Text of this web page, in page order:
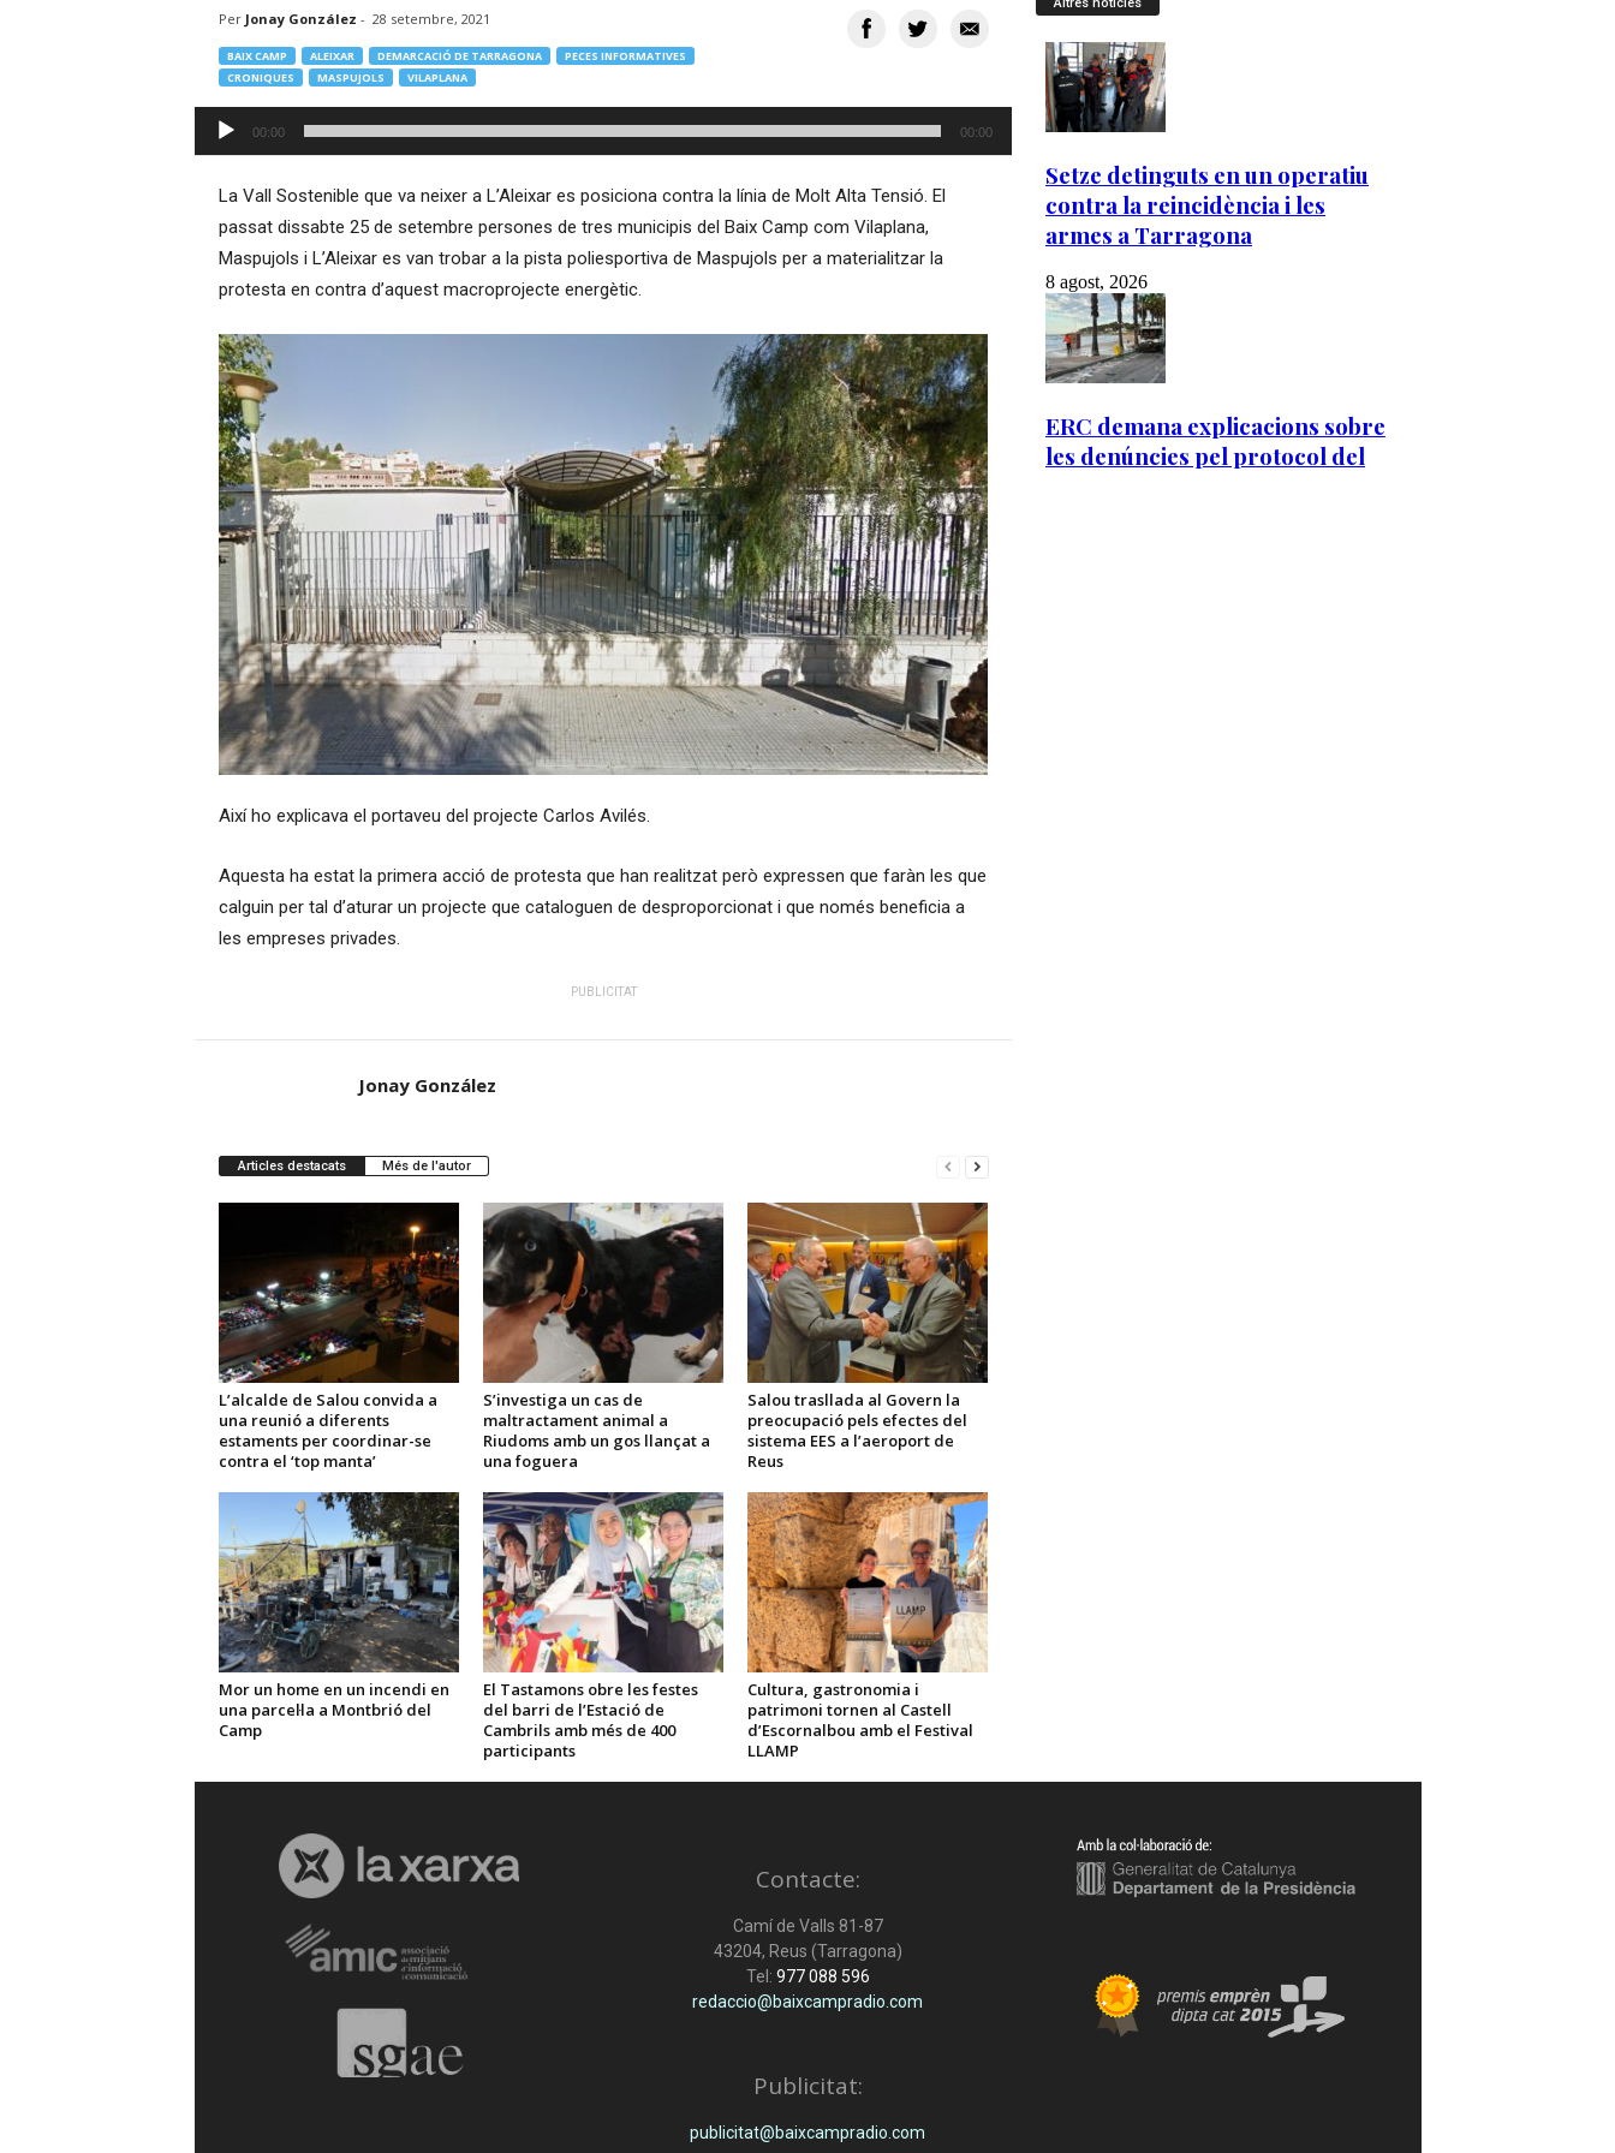
Per Jonay González - 28 setembre, 2021
BAIX CAMP ALEIXAR DEMARCACIÓ DE TARRAGONA
PECES INFORMATIVES
CRONIQUES
MASPUJOLS VILAPLANA
Reproductor
d'àudio
00:00 00:00
La Vall Sostenible que va neixer a L’Aleixar es posiciona contra la línia de Molt Alta Tensió. El
passat dissabte 25 de setembre persones de tres municipis del Baix Camp com Vilaplana,
Maspujols i L’Aleixar es van trobar a la pista poliesportiva de Maspujols per a materialitzar la
protesta en contra d’aquest macroprojecte energètic.
Així ho explicava el portaveu del projecte Carlos Avilés.
Aquesta ha estat la primera acció de protesta que han realitzat però expressen que faràn les que
calguin per tal d’aturar un projecte que cataloguen de desproporcionat i que només beneficia a
les empreses privades.
PUBLICITAT
Jonay González
Articles destacats Més de l'autor
L’alcalde de Salou convida a
una reunió a diferents
estaments per coordinar-se
contra el ‘top manta’
S’investiga un cas de
maltractament animal a
Riudoms amb un gos llançat a
una foguera
Salou trasllada al Govern la
preocupació pels efectes del
sistema EES a l’aeroport de
Reus
Mor un home en un incendi en
una parcel·la a Montbrió del
Camp
El Tastamons obre les festes
del barri de l’Estació de
Cambrils amb més de 400
participants
Cultura, gastronomia i
patrimoni tornen al Castell
d’Escornalbou amb el Festival
LLAMP
Contacte:
Camí de Valls 81-87
43204, Reus (Tarragona)
Tel: 977 088 596
redaccio@baixcampradio.com
Publicitat:
publicitat@baixcampradio.com